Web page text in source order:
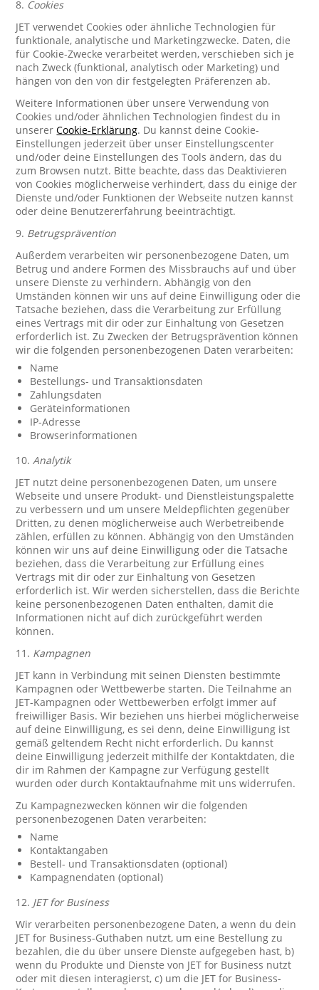
8. Cookies
JET verwendet Cookies oder ähnliche Technologien für
funktionale, analytische und Marketingzwecke. Daten, die
für Cookie-Zwecke verarbeitet werden, verschieben sich je
nach Zweck (funktional, analytisch oder Marketing) und
hängen von den von dir festgelegten Präferenzen ab.
Weitere Informationen über unsere Verwendung von
Cookies und/oder ähnlichen Technologien findest du in
unsererCookie-Erklärung. Du kannst deine Cookie-
Einstellungen jederzeit über unser Einstellungscenter
und/oder deine Einstellungen des Tools ändern, das du
zum Browsen nutzt. Bitte beachte, dass das Deaktivieren
von Cookies möglicherweise verhindert, dass du einige der
Dienste und/oder Funktionen der Webseite nutzen kannst
oder deine Benutzererfahrung beeinträchtigt.
9. Betrugsprävention
Außerdem verarbeiten wir personenbezogene Daten, um
Betrug und andere Formen des Missbrauchs auf und über
unsere Dienste zu verhindern. Abhängig von den
Umständen können wir uns auf deine Einwilligung oder die
Tatsache beziehen, dass die Verarbeitung zur Erfüllung
eines Vertrags mit dir oder zur Einhaltung von Gesetzen
erforderlich ist. Zu Zwecken der Betrugsprävention können
wir die folgenden personenbezogenen Daten verarbeiten:
Name
Bestellungs- und Transaktionsdaten
Zahlungsdaten
Geräteinformationen
IP-Adresse
Browserinformationen
10.Analytik
JET nutzt deine personenbezogenen Daten, um unsere
Webseite und unsere Produkt- und Dienstleistungspalette
zu verbessern und um unsere Meldepflichten gegenüber
Dritten, zu denen möglicherweise auch Werbetreibende
zählen, erfüllen zu können. Abhängig von den Umständen
können wir uns auf deine Einwilligung oder die Tatsache
beziehen, dass die Verarbeitung zur Erfüllung eines
Vertrags mit dir oder zur Einhaltung von Gesetzen
erforderlich ist. Wir werden sicherstellen, dass die Berichte
keine personenbezogenen Daten enthalten, damit die
Informationen nicht auf dich zurückgeführt werden
können.
11. Kampagnen
JET kann in Verbindung mit seinen Diensten bestimmte
Kampagnen oder Wettbewerbe starten. Die Teilnahme an
JET-Kampagnen oder Wettbewerben erfolgt immer auf
freiwilliger Basis. Wir beziehen uns hierbei möglicherweise
auf deine Einwilligung, es sei denn, deine Einwilligung ist
gemäß geltendem Recht nicht erforderlich. Du kannst
deine Einwilligung jederzeit mithilfe der Kontaktdaten, die
dir im Rahmen der Kampagne zur Verfügung gestellt
wurden oder durch Kontaktaufnahme mit uns widerrufen.
Zu Kampagnezwecken können wir die folgenden
personenbezogenen Daten verarbeiten:
Name
Kontaktangaben
Bestell- und Transaktionsdaten (optional)
Kampagnendaten (optional)
12. JET for Business
Wir verarbeiten personenbezogene Daten, a wenn du dein
JET for Business-Guthaben nutzt, um eine Bestellung zu
bezahlen, die du über unsere Dienste aufgegeben hast, b)
wenn du Produkte und Dienste von JET for Business nutzt
oder mit diesen interagierst, c) um die JET for Business-